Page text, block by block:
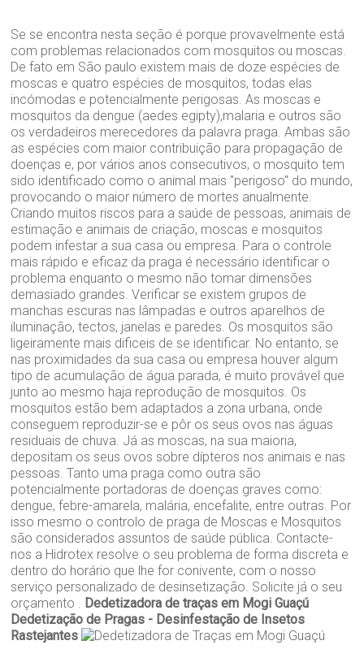
Se se encontra nesta seção é porque provavelmente está
com problemas relacionados com mosquitos ou moscas.
De fato em São paulo existem mais de doze espécies de
moscas e quatro espécies de mosquitos, todas elas
incómodas e potencialmente perigosas. As moscas e
mosquitos da dengue (aedes egipty),malaria e outros são
os verdadeiros merecedores da palavra praga. Ambas são
as espécies com maior contribuição para propagação de
doenças e, por vários anos consecutivos, o mosquito tem
sido identificado como o animal mais "perigoso" do mundo,
provocando o maior número de mortes anualmente.
Criando muitos riscos para a saúde de pessoas, animais de
estimação e animais de criação, moscas e mosquitos
podem infestar a sua casa ou empresa. Para o controle
mais rápido e eficaz da praga é necessário identificar o
problema enquanto o mesmo não tomar dimensões
demasiado grandes. Verificar se existem grupos de
manchas escuras nas lâmpadas e outros aparelhos de
iluminação, tectos, janelas e paredes. Os mosquitos são
ligeiramente mais dificeis de se identificar. No entanto, se
nas proximidades da sua casa ou empresa houver algum
tipo de acumulação de água parada, é muito provável que
junto ao mesmo haja reprodução de mosquitos. Os
mosquitos estão bem adaptados a zona urbana, onde
conseguem reproduzir-se e pôr os seus ovos nas águas
residuais de chuva. Já as moscas, na sua maioria,
depositam os seus ovos sobre dípteros nos animais e nas
pessoas. Tanto uma praga como outra são
potencialmente portadoras de doenças graves como:
dengue, febre-amarela, malária, encefalite, entre outras. Por
isso mesmo o controlo de praga de Moscas e Mosquitos
são considerados assuntos de saúde pública. Contacte-
nos a Hidrotex resolve o seu problema de forma discreta e
dentro do horário que lhe for conivente, com o nosso
serviço personalizado de desinsetização. Solicite já o seu
orçamento . Dedetizadora de traças em Mogi Guaçú
Dedetização de Pragas - Desinfestação de Insetos
Rastejantes